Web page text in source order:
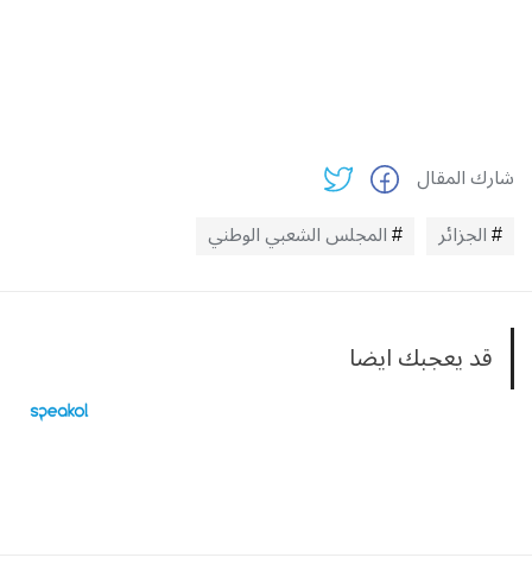
شارك المقال
الجزائر
المجلس الشعبي الوطني
قد يعجبك ايضا